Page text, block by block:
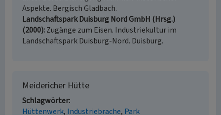
Aspekte. Bergisch Gladbach.
Landschaftspark Duisburg Nord GmbH (Hrsg.)
(2000) Zugänge zum Eisen. Industriekultur im
Landschaftspark Duisburg-Nord. Duisburg.
Meidericher Hütte
Schlagwörter
Hüttenwerk Industriebrache Park